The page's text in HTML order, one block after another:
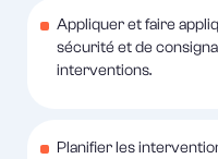
Appliquer et faire
sécurité et de
interventions.
Planifier les